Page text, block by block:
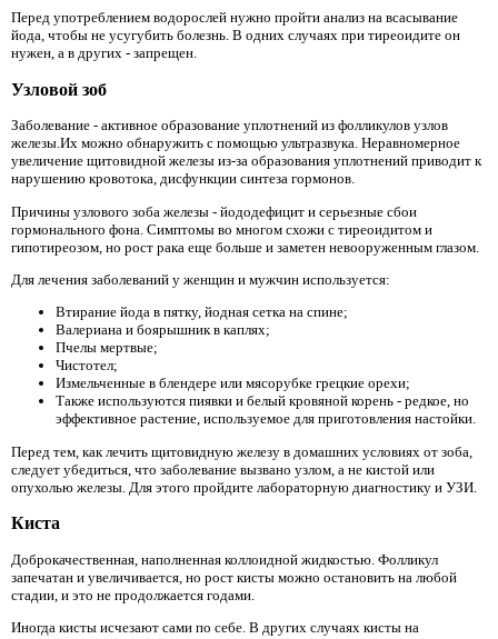
Перед употреблением водорослей нужно пройти анализ на всасывание
йода, чтобы не усугубить болезнь. В одних случаях при тиреоидите он
нужен, а в других - запрещен.
Узловой зоб
Заболевание - активное образование уплотнений из фолликулов узлов
железы.Их можно обнаружить с помощью ультразвука. Неравномерное
увеличение щитовидной железы из-за образования уплотнений приводит к
нарушению кровотока, дисфункции синтеза гормонов.
Причины узлового зоба железы - йододефицит и серьезные сбои
гормонального фона. Симптомы во многом схожи с тиреоидитом и
гипотиреозом, но рост рака еще больше и заметен невооруженным глазом.
Для лечения заболеваний у женщин и мужчин используется:
Втирание йода в пятку, йодная сетка на спине;
Валериана и боярышник в каплях;
Пчелы мертвые;
Чистотел;
Измельченные в блендере или мясорубке грецкие орехи;
Также используются пиявки и белый кровяной корень - редкое, но
эффективное растение, используемое для приготовления настойки.
Перед тем, как лечить щитовидную железу в домашних условиях от зоба,
следует убедиться, что заболевание вызвано узлом, а не кистой или
опухолью железы. Для этого пройдите лабораторную диагностику и УЗИ.
Киста
Доброкачественная, наполненная коллоидной жидкостью. Фолликул
запечатан и увеличивается, но рост кисты можно остановить на любой
стадии, и это не продолжается годами.
Иногда кисты исчезают сами по себе. В других случаях кисты на